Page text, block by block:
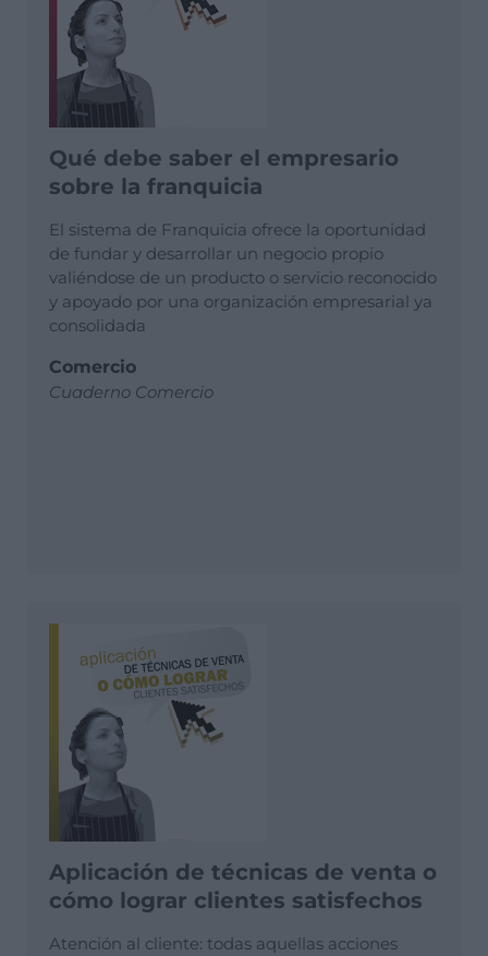
Qué debe saber el empresario
sobre la franquicia
El sistema de Franquicia ofrece la oportunidad
de fundar y desarrollar un negocio propio
valiéndose de un producto o servicio reconocido
y apoyado por una organización empresarial ya
consolidada
Comercio
Cuaderno Comercio
Aplicación de técnicas de venta o
cómo lograr clientes satisfechos
Atención al cliente: todas aquellas acciones